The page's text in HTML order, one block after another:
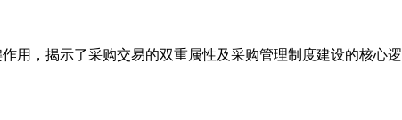
用，揭示了采购交易的双重属性及采购管理制度建设的核心